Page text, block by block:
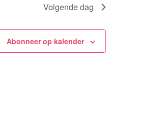
Volgende dag
Abonneer op kalender